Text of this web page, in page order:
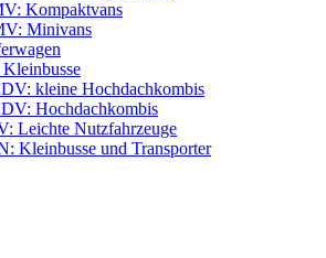
Kompaktvans
Minivans
kleine Hochdachkombis
Hochdachkombis
Leichte Nutzfahrzeuge
Kleinbusse und Transporter